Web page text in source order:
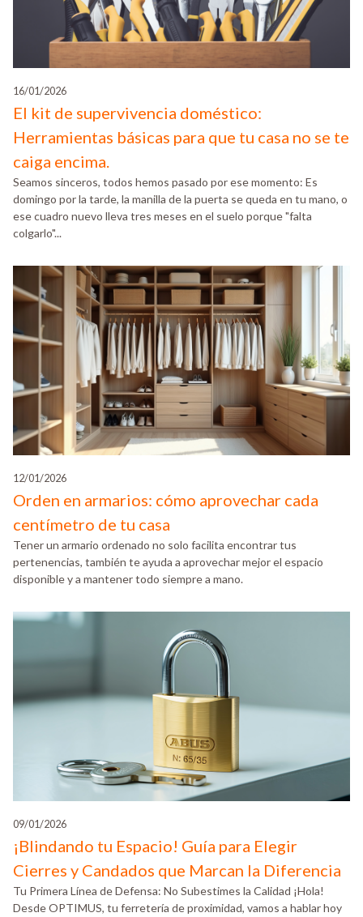
16/01/2026
El kit de supervivencia doméstico:
Herramientas básicas para que tu casa no se te
caiga encima.
Seamos sinceros, todos hemos pasado por ese momento: Es
domingo por la tarde, la manilla de la puerta se queda en tu mano, o
ese cuadro nuevo lleva tres meses en el suelo porque "falta
colgarlo"...
12/01/2026
Orden en armarios: cómo aprovechar cada
centímetro de tu casa
Tener un armario ordenado no solo facilita encontrar tus
pertenencias, también te ayuda a aprovechar mejor el espacio
disponible y a mantener todo siempre a mano.
09/01/2026
¡Blindando tu Espacio! Guía para Elegir
Cierres y Candados que Marcan la Diferencia
Tu Primera Línea de Defensa: No Subestimes la Calidad ¡Hola!
Desde OPTIMUS, tu ferretería de proximidad, vamos a hablar hoy